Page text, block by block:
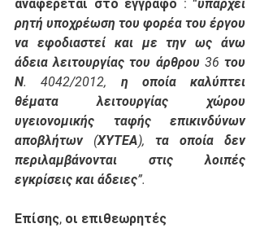
αναφέρεται στο έγγραφο : “υπάρχει
ρητή υποχρέωση του φορέα του έργου
να εφοδιαστεί και με την ως άνω
άδεια λειτουργίας του άρθρου 36 του
Ν. 4042/2012, η οποία καλύπτει
θέματα λειτουργίας χώρου
υγειονομικής ταφής επικινδύνων
αποβλήτων (ΧΥΤΕΑ), τα οποία δεν
περιλαμβάνονται στις λοιπές
εγκρίσεις και άδειες”.
Επίσης, οι επιθεωρητές